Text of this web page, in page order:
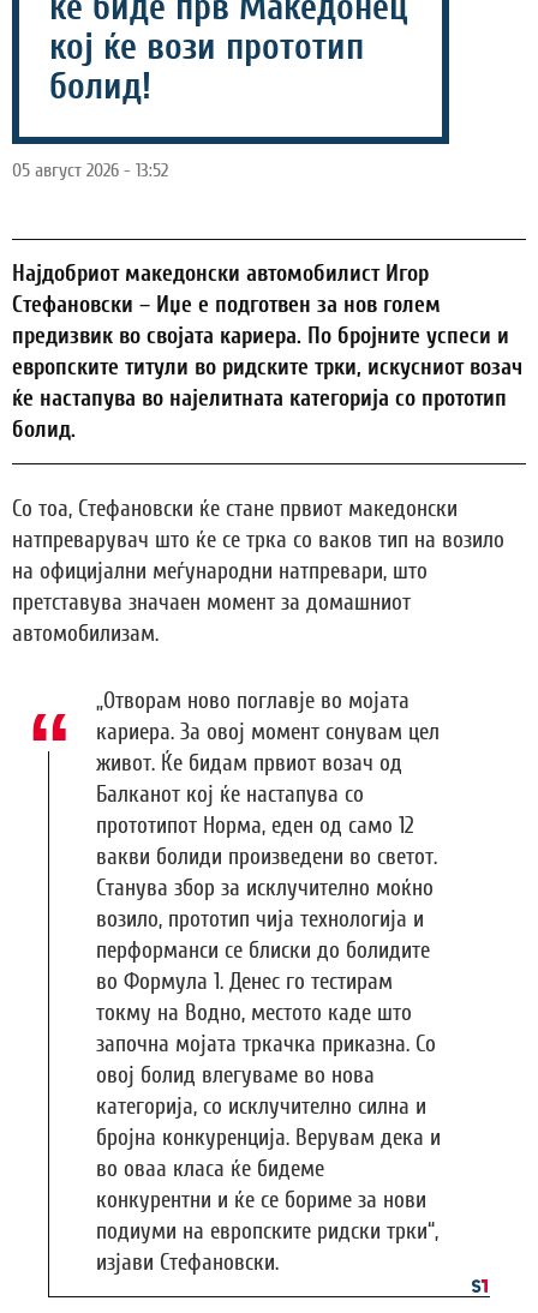
кој ќе вози прототип
болид!
05 август 2026 - 13:52
Најдобриот македонски автомобилист Игор
Стефановски – Иџе е подготвен за нов голем
предизвик во својата кариера. По бројните успеси и
европските титули во ридските трки, искусниот возач
ќе настапува во најелитната категорија со прототип
болид.
Со тоа, Стефановски ќе стане првиот македонски
натпреварувач што ќе се трка со ваков тип на возило
на официјални меѓународни натпревари, што
претставува значаен момент за домашниот
автомобилизам.
„Отворам ново поглавје во мојата
кариера. За овој момент сонувам цел
живот. Ќе бидам првиот возач од
Балканот кој ќе настапува со
прототипот Норма, еден од само 12
вакви болиди произведени во светот.
Станува збор за исклучително моќно
возило, прототип чија технологија и
перформанси се блиски до болидите
во Формула 1. Денес го тестирам
токму на Водно, местото каде што
започна мојата тркачка приказна. Со
овој болид влегуваме во нова
категорија, со исклучително силна и
бројна конкуренција. Верувам дека и
во оваа класа ќе бидеме
конкурентни и ќе се бориме за нови
подиуми на европските ридски трки“,
изјави Стефановски.